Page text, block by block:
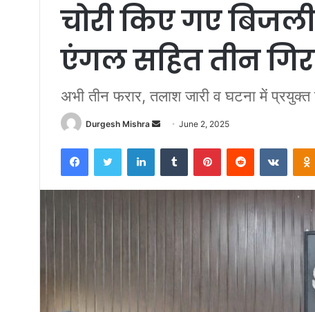
चोरी किए गए
एंगल सहित तीन
अभी तीन फरार, तलाश जारी व घटना में प्रयुक्त
Durgesh Mishra
Send
email
June 2, 2025
FacebookTwitter LinkedInTumblr PinterestReddit